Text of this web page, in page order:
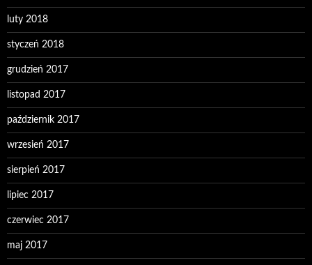
luty 2018
styczeń 2018
grudzień 2017
listopad 2017
październik 2017
wrzesień 2017
sierpień 2017
lipiec 2017
czerwiec 2017
maj 2017